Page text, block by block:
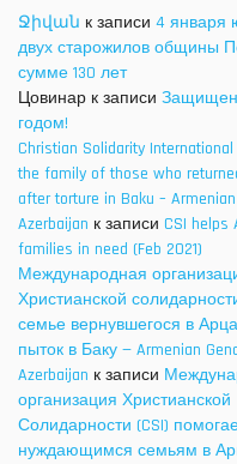
Ջիվան к записи 4 января
двух старожилов общины
сумме 130 лет
Цовинар к записи
годом!
Christian Solidarity
the family of those who
after torture in Baku –
Azerbaijan к записи CSI helps
families in need (Feb 2021)
Международная
Христианской
семье вернувшегося в
пыток в Баку — Armenian
Azerbaijan к записи
организация Христианской
Солидарности (CSI)
нуждающимся семьям в